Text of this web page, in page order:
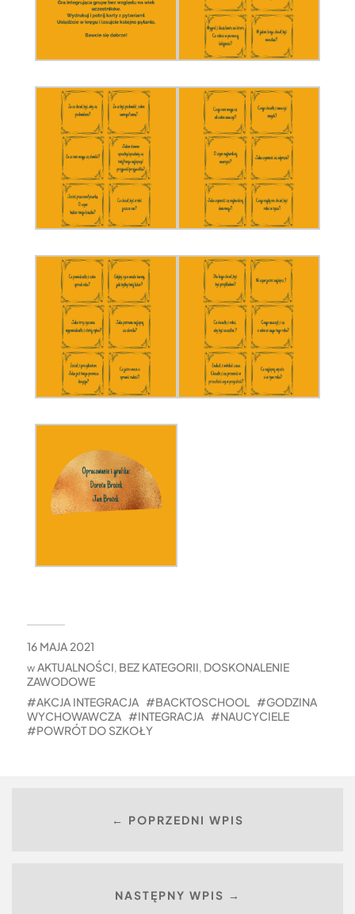
16 MAJA 2021
wAKTUALNOŚCI, BEZ KATEGORII, DOSKONALENIE
ZAWODOWE
AKCJA INTEGRACJA
BACKTOSCHOOL
GODZINA
WYCHOWAWCZA
INTEGRACJA
NAUCYCIELE
POWRÓT DO SZKOŁY
← POPRZEDNI WPIS
NASTĘPNY WPIS →